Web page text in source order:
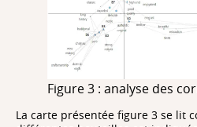
Figure 3 : analyse des
La carte présentée figure 3 se lit